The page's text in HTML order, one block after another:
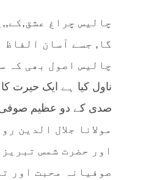
چالیس چراغ
گا, جسے آسان الفاظ
چالیس اصول بھی کہ
ناول کیا ہے ایک حیرت
صدی کے دو عظیم صوفی
مولانا جلال الدین
اور حضرت شمس
صوفیانہ محبت اور